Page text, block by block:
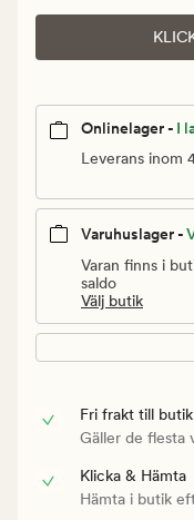
Onlinelager - I
Leverans inom
Varuhuslager -
Varan finns i
saldo
Välj butik
Fri frakt till butik
Gäller de flesta
Klicka & Hämta
Hämta i butik